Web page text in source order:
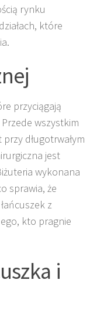
rynku
które
przyciągają
wszystkim
długotrwałym
jest
wykonana
sprawia, że
z
kto pragnie
i